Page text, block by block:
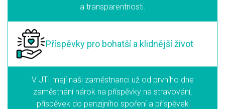
a transparentnosti.
Příspěvky pro bohatšía klidnější život
V JTI mají naši zaměstnanci už od prvního dne
zaměstnání nárok na příspěvky na stravování,
příspěvek do penzijního spoření a příspěvek